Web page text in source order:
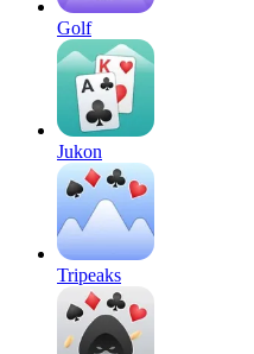
Golf
Jukon
Tripeaks